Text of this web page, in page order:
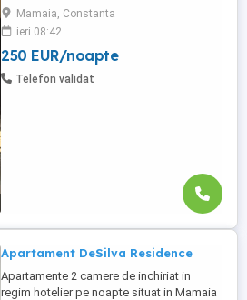
modern cu 2 camere situat în stațiunea
Mamaia, la etajul 8 al clădirii Adamar, ideal
pentru un sejur relaxant la malul mării.
Apartamentul este complet mobilat și
utilat, oferind confortul unei locuințe de
Mamaia, Constanta
ieri 08:42
250 EUR/noapte
Telefon validat
Apartament DeSilva Residence
Apartamente 2 camere de inchiriat in
regim hotelier pe noapte situat in Mamaia